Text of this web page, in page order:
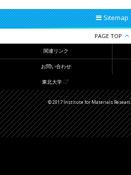
Sitemap
PAGE TOP
関連リンク
お問い合わせ
東北大学
© 2017 Institute for Materials